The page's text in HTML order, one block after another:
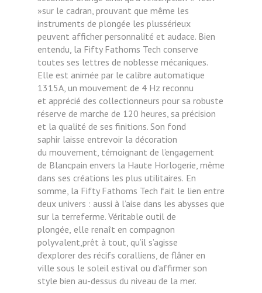
»sur le cadran, prouvant que même les
instruments de plongée les plussérieux
peuvent afficher personnalité et audace. Bien
entendu, la Fifty Fathoms Tech conserve
toutes ses lettres de noblesse mécaniques.
Elle est animée par le calibre automatique
1315A, un mouvement de 4 Hz reconnu
et apprécié des collectionneurs pour sa robuste
réserve de marche de 120 heures, sa précision
et la qualité de ses finitions. Son fond
saphir laisse entrevoir la décoration
du mouvement, témoignant de l’engagement
de Blancpain envers la Haute Horlogerie, même
dans ses créations les plus utilitaires. En
somme, la Fifty Fathoms Tech fait le lien entre
deux univers : aussi à l’aise dans les abysses que
sur la terreferme. Véritable outil de
plongée, elle renaît en compagnon
polyvalent,prêt à tout, qu’il s’agisse
d’explorer des récifs coralliens, de flâner en
ville sous le soleil estival ou d’affirmer son
style bien au-dessus du niveau de la mer.